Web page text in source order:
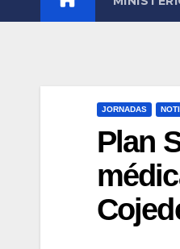
JORNADAS
Plan